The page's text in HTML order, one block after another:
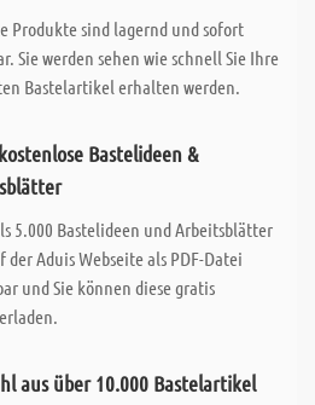
Produkte sind lagernd und sofort
Sie werden sehen wie schnell Sie Ihre
Bastelartikel erhalten werden.
Bastelideen &
5.000 Bastelideen und Arbeitsblätter
der Aduis Webseite als PDF-Datei
und Sie können diese gratis
aus über 10.000 Bastelartikel